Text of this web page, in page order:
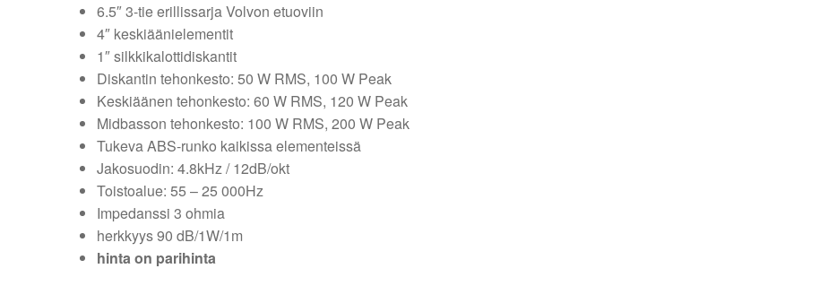
6.5″ 3-tie erillissarja Volvon etuoviin
4″ keskiäänielementit
1″ silkkikalottidiskantit
Diskantin tehonkesto: 50 W RMS, 100 W Peak
Keskiäänen tehonkesto: 60 W RMS, 120 W Peak
Midbasson tehonkesto: 100 W RMS, 200 W Peak
Tukeva ABS-runko kaikissa elementeissä
Jakosuodin: 4.8kHz / 12dB/okt
Toistoalue: 55 – 25 000Hz
Impedanssi 3 ohmia
herkkyys 90 dB/1W/1m
hinta on parihinta